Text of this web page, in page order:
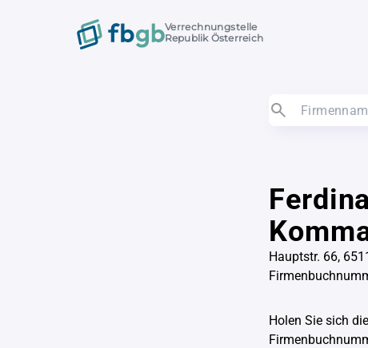
Verrechnungstelle
Republik Österreich
Hauptstr. 66,
Holen Sie sich die